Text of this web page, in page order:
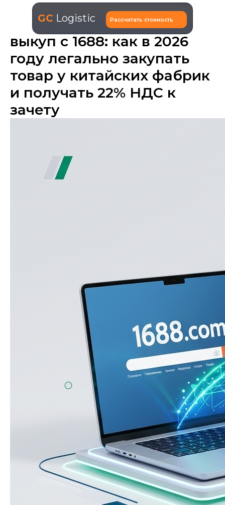
GC Logistic Рассчитать стоимость
выкуп с 1688: как в 2026
году легально закупать
товар у китайских фабрик
и получать 22% НДС к
зачету